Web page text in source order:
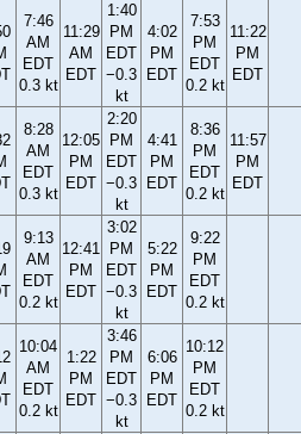
7:46
AM
EDT
0.3 kt
11:29
AM
EDT
1:40
PM
EDT
−0.3
kt
4:02
PM
EDT
7:53
PM
EDT
0.2 kt
11:22
PM
EDT
8:28
AM
EDT
0.3 kt
12:05
PM
EDT
2:20
PM
EDT
−0.3
kt
4:41
PM
EDT
8:36
PM
EDT
0.2 kt
11:57
PM
EDT
9:13
AM
EDT
0.2 kt
12:41
PM
EDT
3:02
PM
EDT
−0.3
kt
5:22
PM
EDT
9:22
PM
EDT
0.2 kt
10:04
AM
EDT
0.2 kt
1:22
PM
EDT
3:46
PM
EDT
−0.3
kt
6:06
PM
EDT
10:12
PM
EDT
0.2 kt